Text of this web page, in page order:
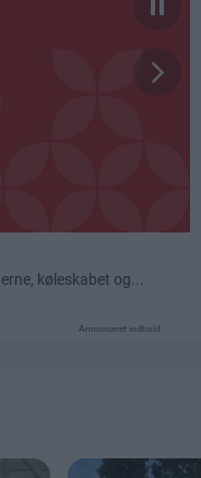
Annonceret indhold